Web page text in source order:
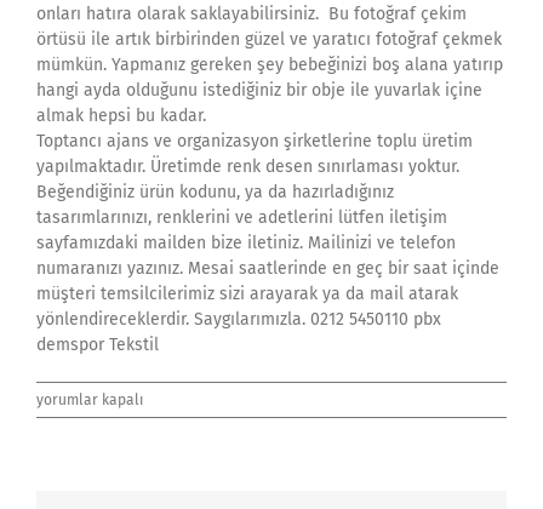
onları hatıra olarak saklayabilirsiniz. Bu fotoğraf çekim
örtüsü ile artık birbirinden güzel ve yaratıcı fotoğraf çekmek
mümkün. Yapmanız gereken şey bebeğinizi boş alana yatırıp
hangi ayda olduğunu istediğiniz bir obje ile yuvarlak içine
almak hepsi bu kadar.
Toptancı ajans ve organizasyon şirketlerine toplu üretim
yapılmaktadır. Üretimde renk desen sınırlaması yoktur.
Beğendiğiniz ürün kodunu, ya da hazırladığınız
tasarımlarınızı, renklerini ve adetlerini lütfen iletişim
sayfamızdaki mailden bize iletiniz. Mailinizi ve telefon
numaranızı yazınız. Mesai saatlerinde en geç bir saat içinde
müşteri temsilcilerimiz sizi arayarak ya da mail atarak
yönlendireceklerdir. Saygılarımızla. 0212 5450110 pbx
demspor Tekstil
Anı
Örtüsü
yorumlar kapalı